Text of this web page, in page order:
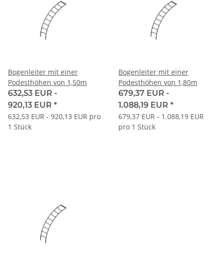
Bogenleiter mit einer
Podesthöhen von 1,50m
632,53 EUR -
920,13 EUR *
632,53 EUR - 920,13 EUR pro
1 Stück
Bogenleiter mit einer
Podesthöhen von 1,80m
679,37 EUR -
1.088,19 EUR *
679,37 EUR - 1.088,19 EUR
pro 1 Stück